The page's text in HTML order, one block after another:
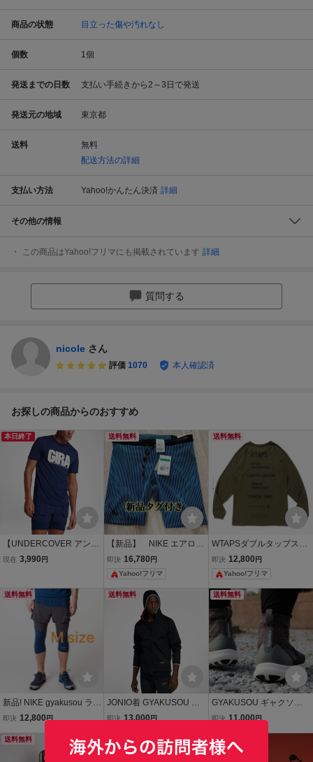
商品の状態 目立った傷や汚れなし
個数 1個
発送までの日数 支払い手続きから2～3日で発送
発送元の地域 東京都
送料
無料
配送方法の詳細
支払い方法 Yahoo!かんたん決済 詳細
その他の情報
この商品はYahoo!フリマにも掲載されています 詳細
質問する
nicole さん
評価 1070 本人確認済
お探しの商品からのおすすめ
本日終了
【UNDERCOVER アンダ
ーカバー × NIKE ナイキ】
ソウ」 「GIRA Dri-FIT」
人気アイテム
現在 3,990 円
送料無料
【新品】 NIKE エアロス
イフト ハーフタイツ X
L FN3370-416
即決 16,780 円
Yahoo!フリマ
送料無料
WTAPSダブルタップスCI
RCAロンTシャツSサイズ
新品オリーブWTVUA
即決 12,800 円
Yahoo!フリマ
送料無料
新品! NIKE gyakusou ラン
ニング ショートパンツ M/
ン ハーフパンツ ショーツ
即決 12,800 円
送料無料
JONIO着 GYAKUSOU ギ
ャクソウ NIKE ナイキ Un
パーカー ウインドブレー
カー フリースフーディー
即決 13,000 円
送料無料
GYAKUSOU ギャクソウ
NIKE UnderCover ナイキ
KUSOU 27cm US9 美品
稀少 スニーカー
即決 11,000 円
送料無料 送料無料